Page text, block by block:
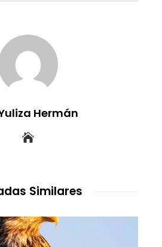
Hermán
Similares